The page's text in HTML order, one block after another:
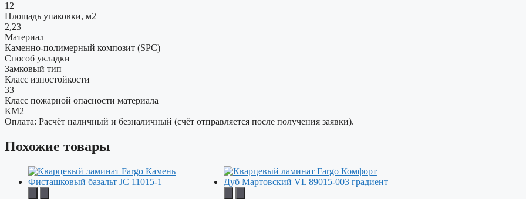
12
Площадь упаковки, м2
2,23
Материал
Каменно-полимерный композит (SPC)
Способ укладки
Замковый тип
Класс изностойкости
33
Класс пожарной опасности материала
КМ2
Оплата: Расчёт наличный и безналичный (счёт отправляется после получения заявки).
Похожие товары